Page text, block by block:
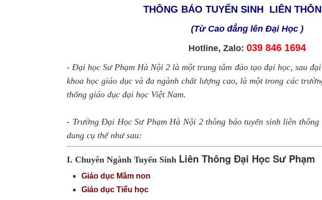
THÔNG BÁO TUYỂN SINH LIÊN
(Từ Cao đẳng lên Đại Học )
Hotline, Zalo: 039 846 1694
- Đại học Sư Phạm Hà Nội 2 là một trung tâm đào tạo đại học, sau
khoa học giáo dục và đa ngành chất lượng cao, là một trong các
thống giáo dục đại học Việt Nam.
- TrườngĐại Học Sư Phạm Hà Nội 2 thông báo tuyển sinh liên
dung cụ thể như sau:
I. Chuyên Ngành Tuyển Sinh Liên Thông Đại Học Sư Phạm
Giáo dục Mầm non
Giáo dục Tiểu học